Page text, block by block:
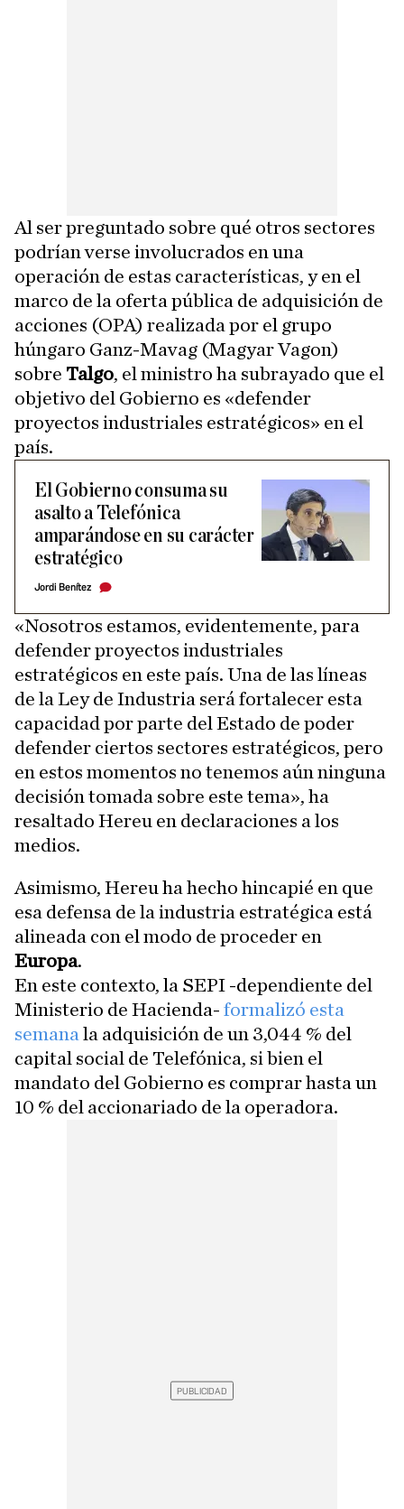
Al ser preguntado sobre qué otros sectores
podrían verse involucrados en una
operación de estas características, y en el
marco de la oferta pública de adquisición de
acciones (OPA) realizada por el grupo
húngaro Ganz-Mavag (Magyar Vagon)
sobre Talgo, el ministro ha subrayado que el
objetivo del Gobierno es «defender
proyectos industriales estratégicos» en el
país.
El Gobierno consuma su
asalto a Telefónica
amparándose en su carácter
estratégico
Jordi Benítez
«Nosotros estamos, evidentemente, para
defender proyectos industriales
estratégicos en este país. Una de las líneas
de la Ley de Industria será fortalecer esta
capacidad por parte del Estado de poder
defender ciertos sectores estratégicos, pero
en estos momentos no tenemos aún ninguna
decisión tomada sobre este tema», ha
resaltado Hereu en declaraciones a los
medios.
Asimismo, Hereu ha hecho hincapié en que
esa defensa de la industria estratégica está
alineada con el modo de proceder en
Europa.
En este contexto, la SEPI -dependiente del
Ministerio de Hacienda- formalizó esta
semana la adquisición de un 3,044 % del
capital social de Telefónica, si bien el
mandato del Gobierno es comprar hasta un
10 % del accionariado de la operadora.